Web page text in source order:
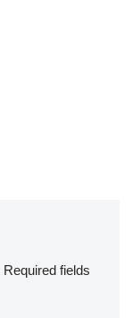
Required fields